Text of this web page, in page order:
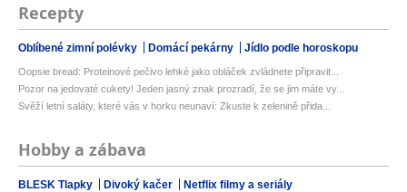
Recepty
Oblíbené zimní polévky Domácí pekárny Jídlo podle horoskopu
Oopsie bread: Proteinové pečivo lehké jako obláček zvládnete připravit...
Pozor na jedovaté cukety! Jeden jasný znak prozradí, že se jim máte vy...
Svěží letní saláty, které vás v horku neunaví: Zkuste k zelenině přida...
Hobby a zábava
BLESK Tlapky Divoký kačer Netflix filmy a seriály